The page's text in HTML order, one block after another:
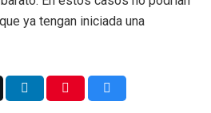
ya tengan iniciada una